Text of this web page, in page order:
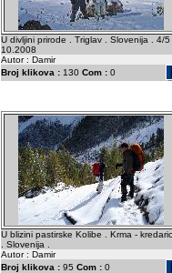
U divljini prirode . Triglav . Slovenija . 4/5
10.2008
Autor : Damir
Broj klikova :130 Com :0
U blizini pastirske Kolibe . Krma -
. Slovenija .
Autor : Damir
Broj klikova :95 Com :0